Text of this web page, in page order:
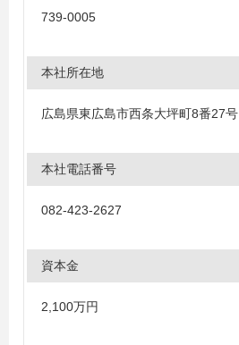
739-0005
本社所在地
広島県東広島市西条大坪町8番27号
本社電話番号
082-423-2627
資本金
2,100万円